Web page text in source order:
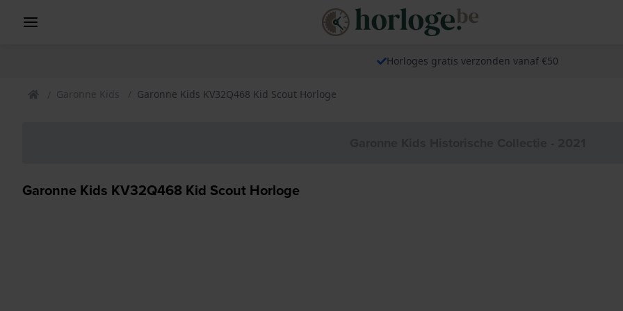
Horloges gratis verzonden vanaf €50
Garonne Kids Garonne Kids KV32Q468 Kid Scout Horloge
Garonne Kids KV32Q468 Kid Scout Horloge